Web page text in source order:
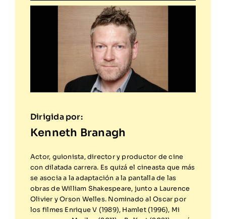
Kenneth Branagh
Actor, guionista, director y productor de cine
con dilatada carrera. Es quizá el cineasta que más
se asocia a la adaptación a la pantalla de las
obras de William Shakespeare, junto a Laurence
Olivier y Orson Welles. Nominado al Oscar por
los filmes Enrique V (1989), Hamlet (1996), Mi